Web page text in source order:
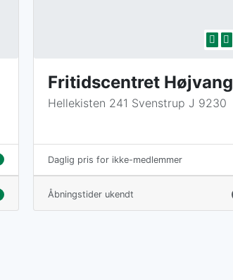
Fritidscentret Højvang
Hellekisten 241 Svenstrup J 9230
Daglig pris for ikke-medlemmer
Åbningstider ukendt